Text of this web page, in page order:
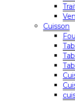
Cuisson